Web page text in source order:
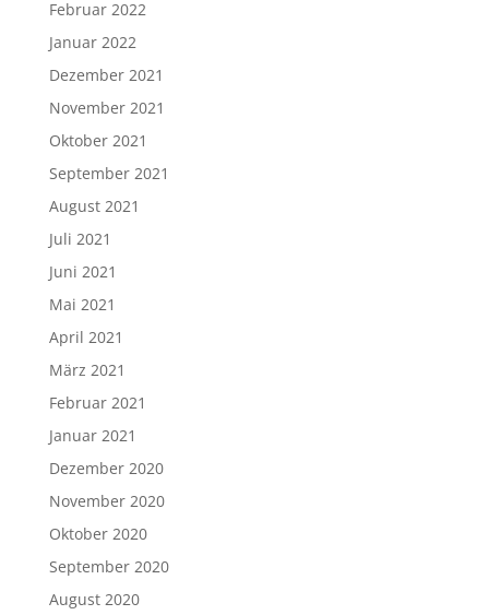
Februar 2022
Januar 2022
Dezember 2021
November 2021
Oktober 2021
September 2021
August 2021
Juli 2021
Juni 2021
Mai 2021
April 2021
März 2021
Februar 2021
Januar 2021
Dezember 2020
November 2020
Oktober 2020
September 2020
August 2020